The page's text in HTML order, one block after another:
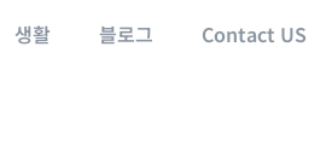
생활 블로그 Contact US